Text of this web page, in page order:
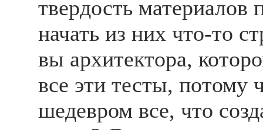
твердость материалов
начать из них что-то
вы архитектора,
все эти тесты, потому
шедевром все, что